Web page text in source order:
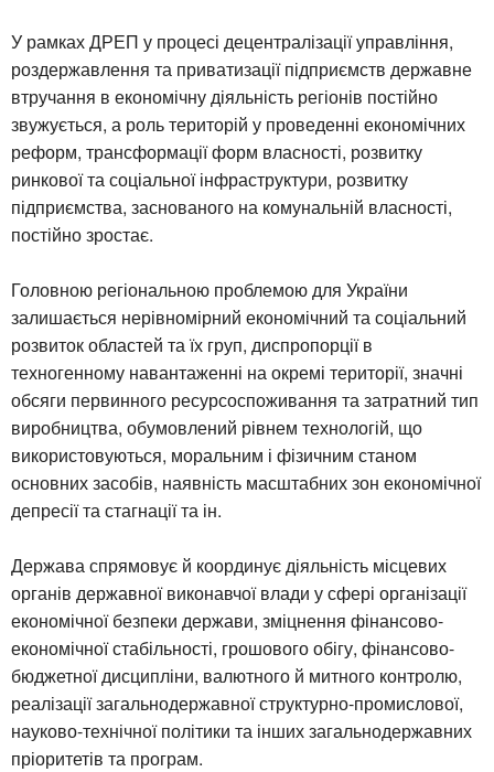
У рамках ДРЕП у процесі децентралізації управління,
роздержавлення та приватизації підприємств державне
втручання в економічну діяльність регіонів постійно
звужується, а роль територій у проведенні економічних
реформ, трансформації форм власності, розвитку
ринкової та соціальної інфраструктури, розвитку
підприємства, заснованого на комунальній власності,
постійно зростає.
Головною регіональною проблемою для України
залишається нерівномірний економічний та соціальний
розвиток областей та їх груп, диспропорції в
техногенному навантаженні на окремі території, значні
обсяги первинного ресурсоспоживання та затратний тип
виробництва, обумовлений рівнем технологій, що
використовуються, моральним і фізичним станом
основних засобів, наявність масштабних зон економічної
депресії та стагнації та ін.
Держава спрямовує й координує діяльність місцевих
органів державної виконавчої влади у сфері організації
економічної безпеки держави, зміцнення фінансово-
економічної стабільності, грошового обігу, фінансово-
бюджетної дисципліни, валютного й митного контролю,
реалізації загальнодержавної структурно-промислової,
науково-технічної політики та інших загальнодержавних
пріоритетів та програм.